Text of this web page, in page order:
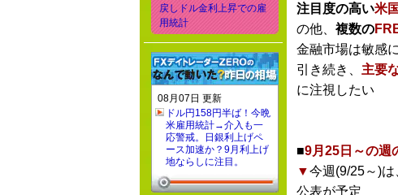
注目度の高い米
の他、 複数の
金融市場は敏感
引き続き、 主要
に注視したい
■9月25日～の週
▼今週(9/25～)
公表が予定
戻しドル金利上昇での雇
用統計
08月07日 更新
ドル円158円半ば！今晩
米雇用統計→介入も一
応警戒。日銀利上げペ
ース加速か？9月利上げ
地ならしに注目。